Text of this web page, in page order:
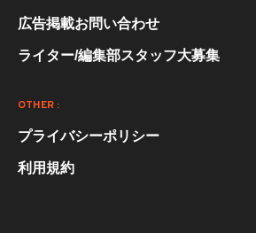
広告掲載お問い合わせ
ライター/編集部スタッフ大募集
OTHER :
プライバシーポリシー
利用規約